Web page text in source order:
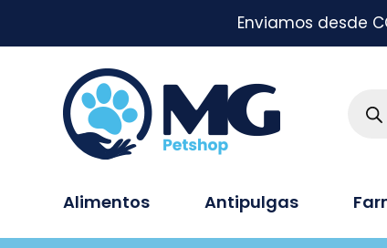
Enviamos desde
Alimentos Antipulgas